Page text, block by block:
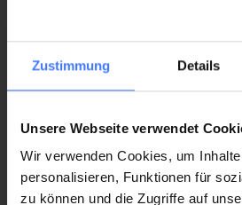
Zustimmung Details
Unsere Webseite verwendet
Wir verwenden Cookies, um
personalisieren, Funktionen für
zu können und die Zugriffe auf
Land